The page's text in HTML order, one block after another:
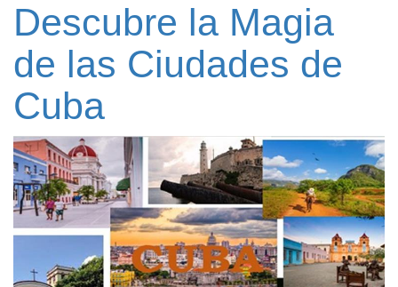
Descubre la Magia
de las Ciudades de
Cuba